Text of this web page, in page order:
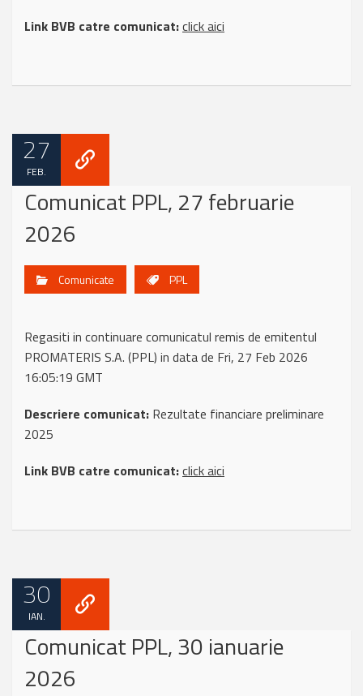
Link BVB catre comunicat:click aici
27
FEB.
Comunicat PPL, 27 februarie
2026
Comunicate PPL
Regasiti in continuare comunicatul remis de emitentul
PROMATERIS S.A. (PPL) in data de Fri, 27 Feb 2026
16:05:19 GMT
Descriere comunicat: Rezultate financiare preliminare
2025
Link BVB catre comunicat:click aici
30
IAN.
Comunicat PPL, 30 ianuarie
2026